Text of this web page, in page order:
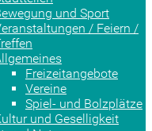
und Sport
/ Feiern /
Freizeitangebote
Vereine
Spiel- und Bolzplätze
und Geselligkeit